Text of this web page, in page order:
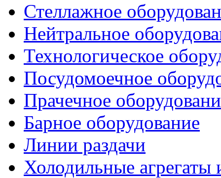
Стеллажное
Нейтральное
Технологическое
Посудомоечное
Прачечное
Барное оборудование
Линии раздачи
Холодильные агрегаты